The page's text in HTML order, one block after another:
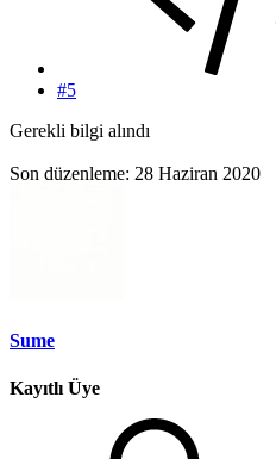
#5
Gerekli bilgi alındı
Son düzenleme: 28 Haziran 2020
Sume
Kayıtlı Üye